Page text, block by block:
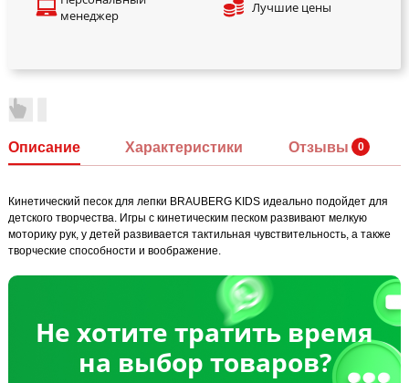
менеджер
Лучшие цены
Описание Характеристики Отзывы
Кинетический песок для лепки BRAUBERG KIDS идеально подойдет для
детского творчества. Игры с кинетическим песком развивают мелкую
моторику рук, у детей развивается тактильная чувствительность, а также
творческие способности и воображение.
Не хотите тратить время
на выбор товаров?